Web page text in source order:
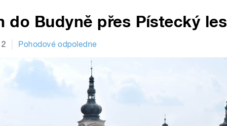
do Budyně přes Pístecký les
Pohodové odpoledne